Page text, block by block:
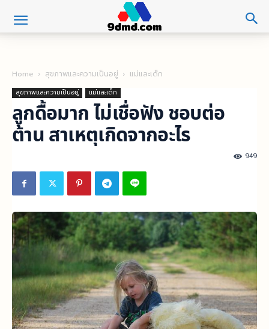
Home สุขภาพและความเป็นอยู่ แม่และเด็ก
สุขภาพและความเป็นอยู่ แม่และเด็ก
ลูกดื้อมาก ไม่เชื่อฟัง ชอบต่อ
ต้าน สาเหตุเกิดจากอะไร
949